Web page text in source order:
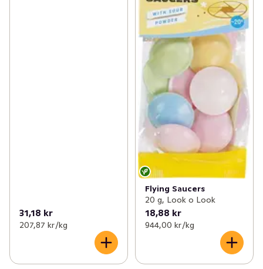
31,18 kr
207,87 kr /kg
Flying Saucers
20 g, Look o Look
18,88 kr
944,00 kr /kg